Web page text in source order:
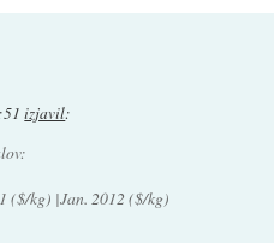
izjavil:
($/kg) |Jan. 2012 ($/kg)